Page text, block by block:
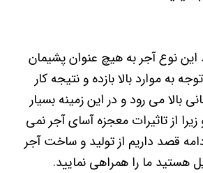
این نوع آجر به هیچ عنوان پشیمان
به موارد بالا بازده و نتیجه کار
بالا می رود و در این زمینه بسیار
از تاثیرات معجزه آسای آجر نمی
قصد داریم از تولید و ساخت آجر
هستید ما را همراهی نمایید.